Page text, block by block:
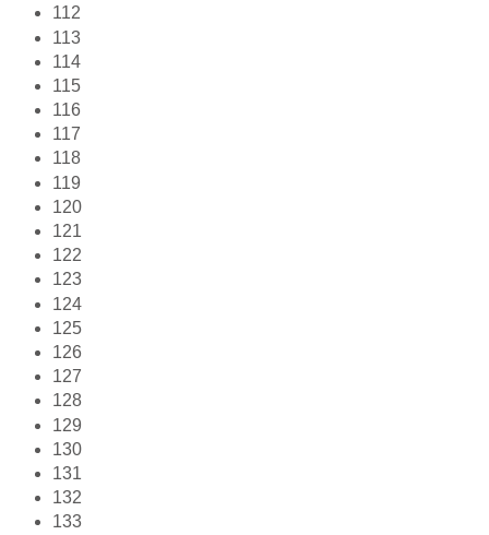
112
113
114
115
116
117
118
119
120
121
122
123
124
125
126
127
128
129
130
131
132
133